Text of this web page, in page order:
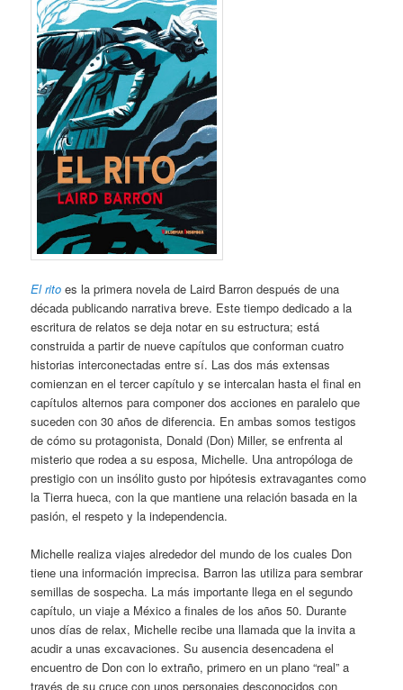
El rito es la primera novela de Laird Barron después de una
década publicando narrativa breve. Este tiempo dedicado a la
escritura de relatos se deja notar en su estructura; está
construida a partir de nueve capítulos que conforman cuatro
historias interconectadas entre sí. Las dos más extensas
comienzan en el tercer capítulo y se intercalan hasta el final en
capítulos alternos para componer dos acciones en paralelo que
suceden con 30 años de diferencia. En ambas somos testigos
de cómo su protagonista, Donald (Don) Miller, se enfrenta al
misterio que rodea a su esposa, Michelle. Una antropóloga de
prestigio con un insólito gusto por hipótesis extravagantes como
la Tierra hueca, con la que mantiene una relación basada en la
pasión, el respeto y la independencia.
Michelle realiza viajes alrededor del mundo de los cuales Don
tiene una información imprecisa. Barron las utiliza para sembrar
semillas de sospecha. La más importante llega en el segundo
capítulo, un viaje a México a finales de los años 50. Durante
unos días de relax, Michelle recibe una llamada que la invita a
acudir a unas excavaciones. Su ausencia desencadena el
encuentro de Don con lo extraño, primero en un plano “real” a
través de su cruce con unos personajes desconocidos con